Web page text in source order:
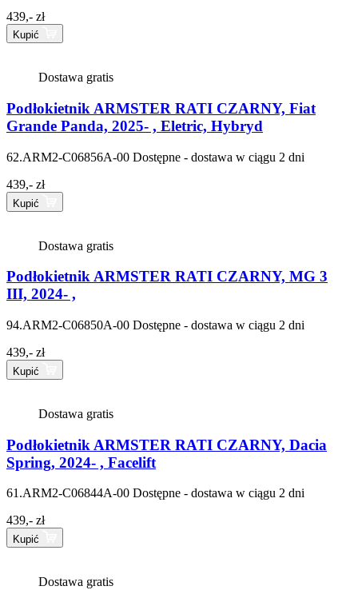
439,- zł
Kupić
Dostawa gratis
Podłokietnik ARMSTER RATI CZARNY, Fiat
Grande Panda, 2025- , Eletric, Hybryd
62.ARM2-C06856A-00 Dostępne - dostawa w ciągu 2 dni
439,- zł
Kupić
Dostawa gratis
Podłokietnik ARMSTER RATI CZARNY, MG 3
III, 2024- ,
94.ARM2-C06850A-00 Dostępne - dostawa w ciągu 2 dni
439,- zł
Kupić
Dostawa gratis
Podłokietnik ARMSTER RATI CZARNY, Dacia
Spring, 2024- , Facelift
61.ARM2-C06844A-00 Dostępne - dostawa w ciągu 2 dni
439,- zł
Kupić
Dostawa gratis